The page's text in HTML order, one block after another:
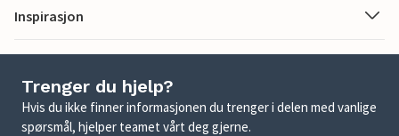
Inspirasjon
Trenger du hjelp?
Hvis du ikke finner informasjonen du trenger i delen med vanlige
spørsmål, hjelper teamet vårt deg gjerne.